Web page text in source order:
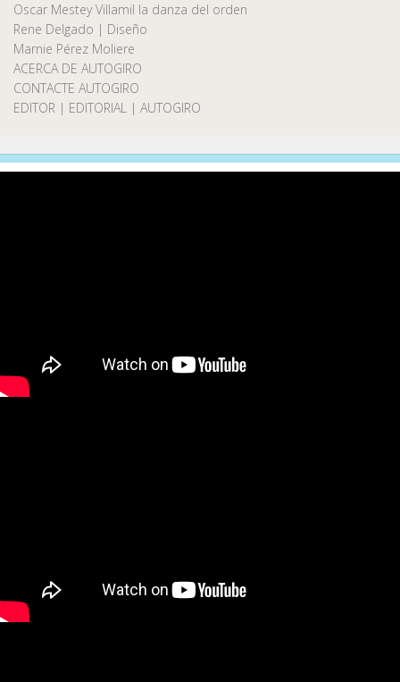
Oscar Mestey Villamil la danza del orden
Rene Delgado | Diseño
Marnie Pérez Moliere
ACERCA DE AUTOGIRO
CONTACTE AUTOGIRO
EDITOR | EDITORIAL | AUTOGIRO